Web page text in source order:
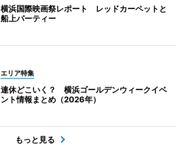
横浜国際映画祭レポート レッドカーペットと
船上パーティー
エリア特集
連休どこいく？ 横浜ゴールデンウィークイベ
ント情報まとめ（2026年）
もっと見る